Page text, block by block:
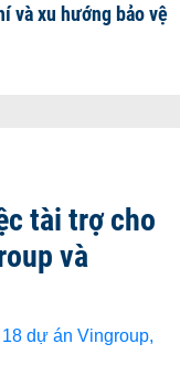
và xu hướng bảo vệ
tài trợ cho
và